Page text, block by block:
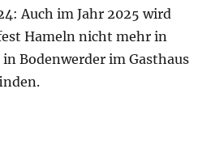
Auch im Jahr 2025 wird
Hameln nicht mehr in
Bodenwerder im Gasthaus
53. Polizeiball 2025 in